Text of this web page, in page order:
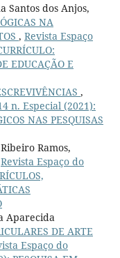
Santos dos Anjos,
NA
, Revista Espaço
EDUCAÇÃO E
,
n. Especial (2021):
NAS PESQUISAS
Ramos,
Revista Espaço do
Aparecida
DE ARTE
Espaço do